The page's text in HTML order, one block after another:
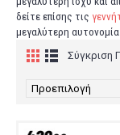
δείτε επίσης τις
μεγαλύτερη
Σύγκριση